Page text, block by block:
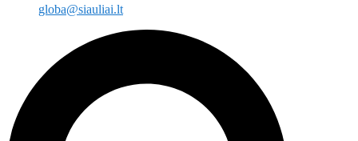
globa@siauliai.lt